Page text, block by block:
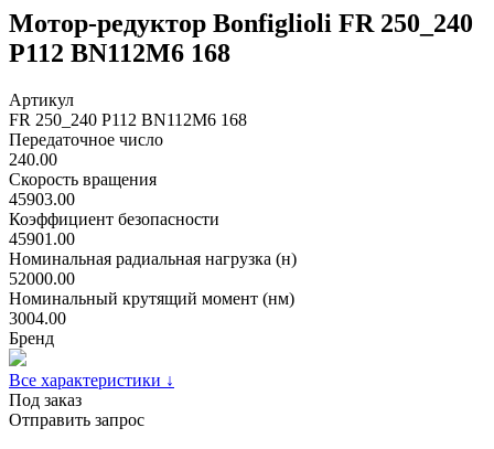
Мотор-редуктор Bonfiglioli FR 250_240
P112 BN112M6 168
Артикул
FR 250_240 P112 BN112M6 168
Передаточное число
240.00
Скорость вращения
45903.00
Коэффициент безопасности
45901.00
Номинальная радиальная нагрузка (н)
52000.00
Номинальный крутящий момент (нм)
3004.00
Бренд
Все характеристики ↓
Под заказ
Отправить запрос